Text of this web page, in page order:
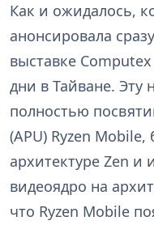
Как и ожидалось,
анонсировала
выставке
дни в Тайване. Эту
полностью
(APU) Ryzen
архитектуре Zen
видеоядро на
что Ryzen Mobile